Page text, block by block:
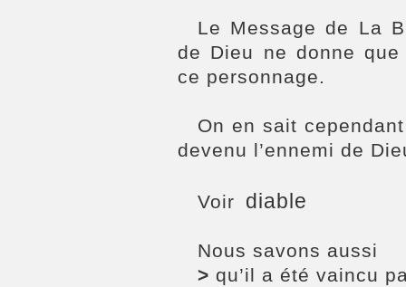
Le Message de La
de Dieu ne donne
ce personnage.
On en sait
devenu l’ennemi de
Voir diable
Nous savons aussi
> qu’il a été vaincu